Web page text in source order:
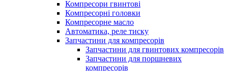
Компресори гвинтові
Компресорні головки
Компресорне масло
Автоматика, реле тиску
Запчастини для компресорів
Запчастини для гвинтових компресорів
Запчастини для поршневих
компресорів